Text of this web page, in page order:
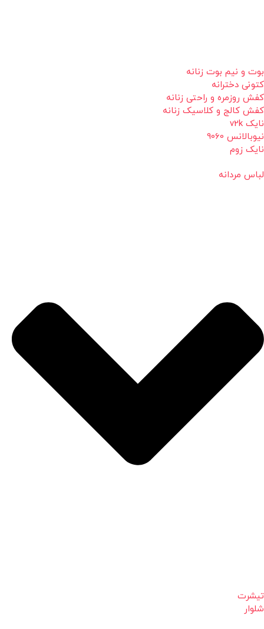
بوت و نیم بوت زنانه
کتونی دخترانه
کفش روزمره و راحتی زنانه
کفش کالج و کلاسیک زنانه
نایک v2k
نیوبالانس 9060
نایک زوم
لباس مردانه
تیشرت
شلوار